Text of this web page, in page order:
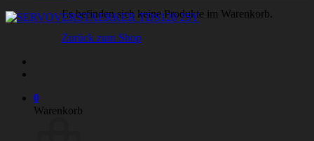
Es befinden sich keine Produkte im Warenkorb.
Zurück zum Shop
0
Warenkorb